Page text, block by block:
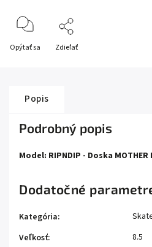
Opýtať sa Zdieľať
Popis
Podrobný popis
Model: RIPNDIP - Doska MOTHER
Dodatočné
Kategória:
Veľkosť:
8.5